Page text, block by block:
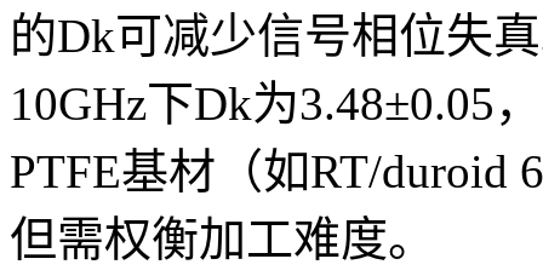
的Dk可减少信号相位失
10GHz下Dk为3.48±0.05
PTFE基材（如RT/duroid
但需权衡加工难度。